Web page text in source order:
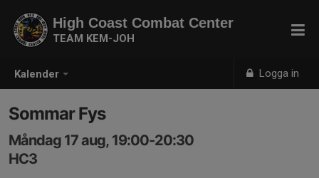
Kalender Logga in
High Coast Combat Center
TEAM KEM-JOH
Sommar Fys
Måndag 17 aug, 19:00-20:30
HC3